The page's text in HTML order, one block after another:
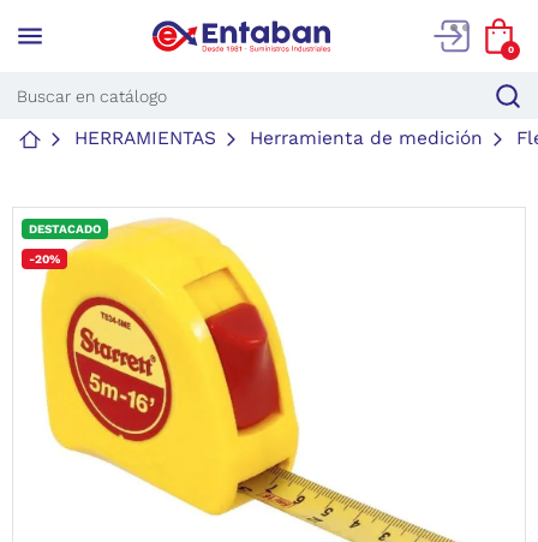
menu 0
HERRAMIENTAS Herramienta de medición
DESTACADO
-20%